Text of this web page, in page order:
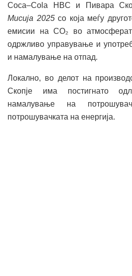
Coca–Cola HBC и Пивара
Мисија 2025со која меѓу
емисии на CO₂ во
одржливо управување и
и намалување на отпад.
Локално, во делот на
Скопје има постигнато
намалување на
потрошувачката на енергија.